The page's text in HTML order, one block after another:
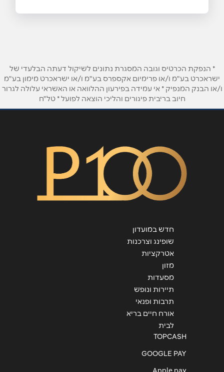
* הנפקת הכרטיס וגובה המסגרת נתונים לשיקול דעתה הבלעדי של
ישראכרט בע"מ ו/או פרימיום אקספרס בע"מ ו/או ישראכרט מימון בע"מ
ו/או הבנק המנפיק * אי עמידה בפירעון ההלוואה או האשראי עלולה לגרור
חיוב בריבית פיגורים והליכי הוצאה לפועל * טל"ח
חדש במועדון
שופינג וצרכנות
אטרקציות
מזון
מסעדות
תיירות ונופש
תרבות ופנאי
אורח חיים בריא
לבית
TOPCASH
GOOGLE PAY